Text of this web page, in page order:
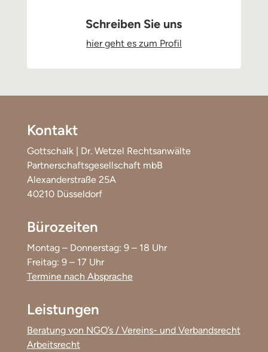
Schreiben Sie uns
hier geht es zum Profil
Kontakt
Gottschalk | Dr. Wetzel Rechtsanwälte
Partnerschaftsgesellschaft mbB
Alexanderstraße 25A
40210 Düsseldorf
Bürozeiten
Montag – Donnerstag: 9 – 18 Uhr
Freitag: 9 – 17 Uhr
Termine nach Absprache
Leistungen
Beratung von NGO’s / Vereins- und Verbandsrecht
Arbeitsrecht